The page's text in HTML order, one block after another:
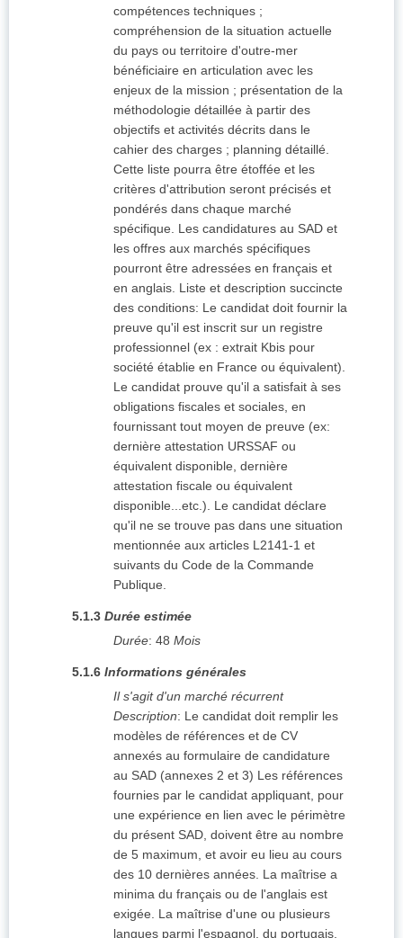
compétences techniques ;
compréhension de la situation actuelle
du pays ou territoire d'outre-mer
bénéficiaire en articulation avec les
enjeux de la mission ; présentation de la
méthodologie détaillée à partir des
objectifs et activités décrits dans le
cahier des charges ; planning détaillé.
Cette liste pourra être étoffée et les
critères d'attribution seront précisés et
pondérés dans chaque marché
spécifique. Les candidatures au SAD et
les offres aux marchés spécifiques
pourront être adressées en français et
en anglais. Liste et description succincte
des conditions: Le candidat doit fournir la
preuve qu'il est inscrit sur un registre
professionnel (ex : extrait Kbis pour
société établie en France ou équivalent).
Le candidat prouve qu'il a satisfait à ses
obligations fiscales et sociales, en
fournissant tout moyen de preuve (ex:
dernière attestation URSSAF ou
équivalent disponible, dernière
attestation fiscale ou équivalent
disponible...etc.). Le candidat déclare
qu'il ne se trouve pas dans une situation
mentionnée aux articles L2141-1 et
suivants du Code de la Commande
Publique.
5.1.3 Durée estimée
Durée: 48 Mois
5.1.6 Informations générales
Il s'agit d'un marché récurrent
Description: Le candidat doit remplir les
modèles de références et de CV
annexés au formulaire de candidature
au SAD (annexes 2 et 3) Les références
fournies par le candidat appliquant, pour
une expérience en lien avec le périmètre
du présent SAD, doivent être au nombre
de 5 maximum, et avoir eu lieu au cours
des 10 dernières années. La maîtrise a
minima du français ou de l'anglais est
exigée. La maîtrise d'une ou plusieurs
langues parmi l'espagnol, du portugais,